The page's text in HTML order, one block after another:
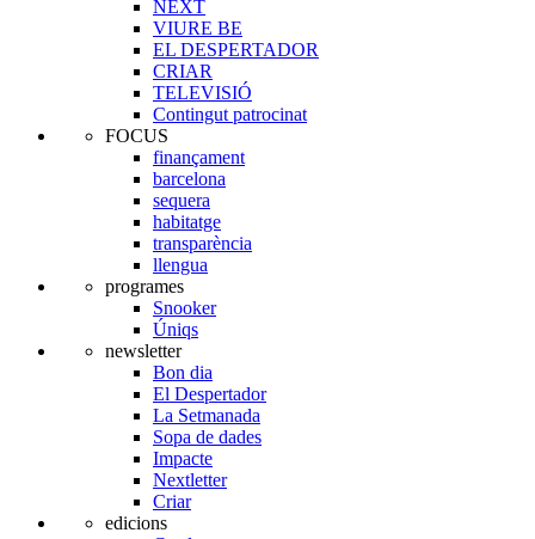
NEXT
VIURE BE
EL DESPERTADOR
CRIAR
TELEVISIÓ
Contingut patrocinat
FOCUS
finançament
barcelona
sequera
habitatge
transparència
llengua
programes
Snooker
Úniqs
newsletter
Bon dia
El Despertador
La Setmanada
Sopa de dades
Impacte
Nextletter
Criar
edicions